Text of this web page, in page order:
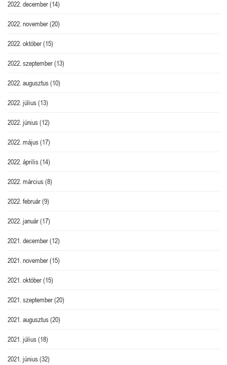
2022. december(14)
2022. november(20)
2022. október(15)
2022. szeptember(13)
2022. augusztus(10)
2022. július(13)
2022. június(12)
2022. május(17)
2022. április(14)
2022. március(8)
2022. február(9)
2022. január(17)
2021. december(12)
2021. november(15)
2021. október(15)
2021. szeptember(20)
2021. augusztus(20)
2021. július(18)
2021. június(32)